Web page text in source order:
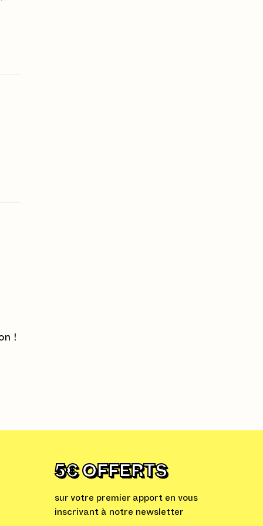
!
5€ OFFERTS
sur votre premier apport en vous
inscrivant à notre newsletter